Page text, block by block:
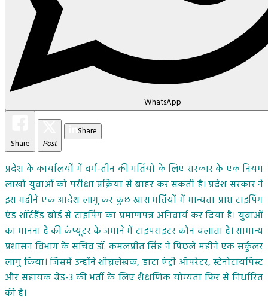
WhatsApp
Share Post
Share
प्रदेश के कार्यालयों में वर्ग-तीन की भर्तियों के लिए सरकार के एक नियम
लाखों युवाओं को परीक्षा प्रक्रिया से बाहर कर सकती है। प्रदेश सरकार ने
इस महीने एक आदेश लागु कर कुछ खास भर्तियों में मान्यता प्राप्त टाइपिंग
एंड शॉर्टहैंड बोर्ड से टाइपिंग का प्रमाणपत्र अनिवार्य कर दिया है। युवाओं
का मानना है की कंप्यूटर के जमाने में टाइपराइटर कौन चलाता है। सामान्य
प्रशासन विभाग के सचिव डॉ. कमलप्रीत सिंह ने पिछले महीने एक सर्कुलर
लागु किया। जिसमें उन्होंने शीघ्रलेखक, डाटा एंट्री ऑपरेटर, स्टेनोटायपिस्ट
और सहायक ग्रेड-3 की भर्ती के लिए शैक्षणिक योग्यता फिर से निर्धारित
की है।